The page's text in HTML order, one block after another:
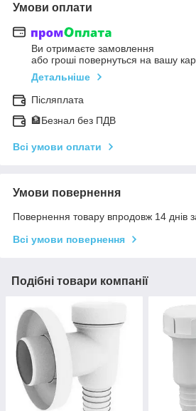
Умови оплати
Ви отримаєте замовлення
або гроші повернуться на вашу
Детальніше
Післяплата
🏦Безнал без ПДВ
Всі умови оплати
Умови повернення
Повернення товару впродовж 14 днів
Всі умови повернення
Подібні товари компанії